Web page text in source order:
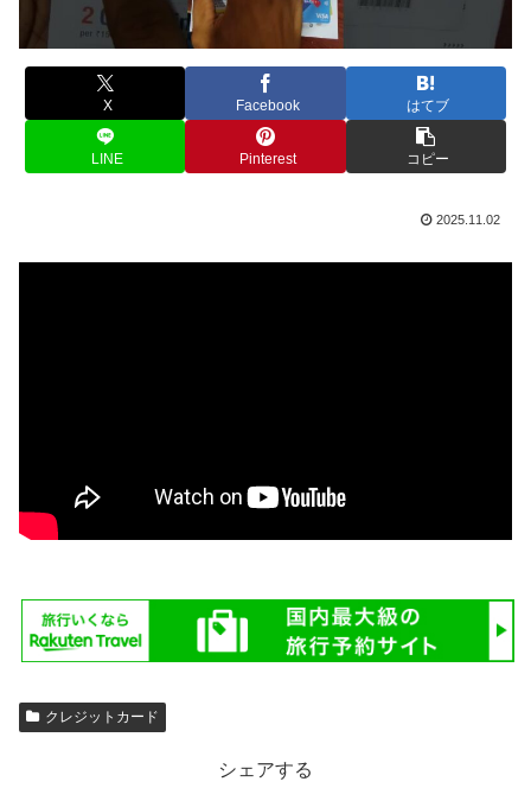
X Facebook はてブ
LINE Pinterest コピー
2025.11.02
クレジットカード
シェアする